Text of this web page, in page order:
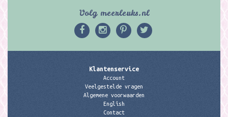
Volg meerleuks.nl
Klantenservice
Account
Veelgestelde vragen
Algemene voorwaarden
English
Contact